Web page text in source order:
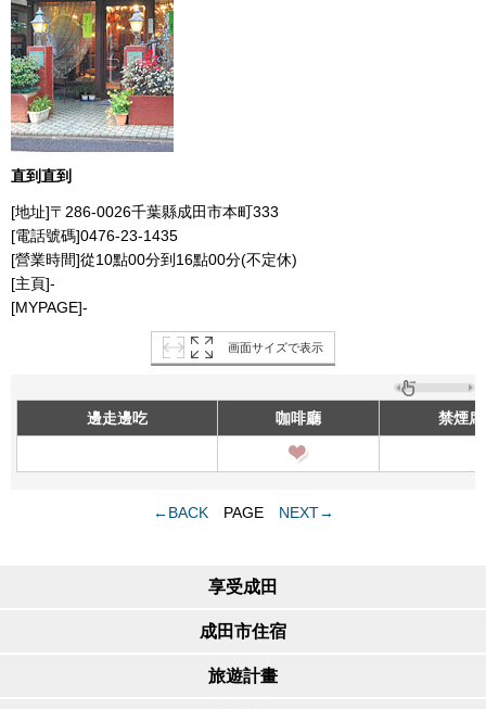
直到直到
[地址]〒286-0026千葉縣成田市本町333
[電話號碼]0476-23-1435
[營業時間]從10點00分到16點00分(不定休)
[主頁]-
[MYPAGE]-
画面サイズで表示
邊走邊吃 咖啡廳 禁煙席
←BACKPAGE NEXT→
享受成田
成田市住宿
旅遊計畫